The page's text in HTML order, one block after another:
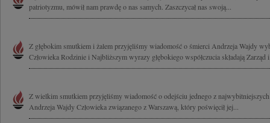
patriotyzmu, mówił nam prawdę o nas samych. Zaszczycał nas swoją...
Z głębokim smutkiem i żalem przyjęliśmy wiadomość o śmierci Andrzeja Wajdy
Człowieka Rodzinie i Najbliższym wyrazy głębokiego współczucia składają Zarząd
Z wielkim smutkiem przyjęliśmy wiadomość o odejściu jednego z
Andrzeja Wajdy Człowieka związanego z Warszawą, który poświęcił jej...